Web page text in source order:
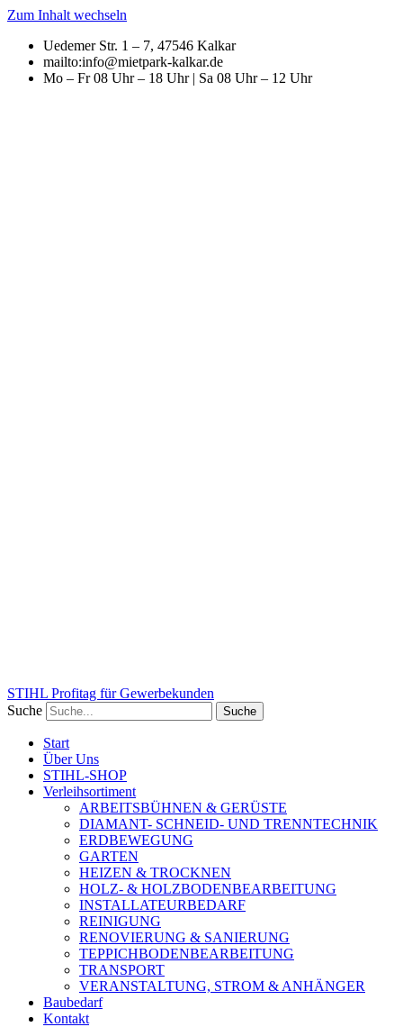
Zum Inhalt wechseln
Uedemer Str. 1 – 7, 47546 Kalkar
mailto:info@mietpark-kalkar.de
Mo – Fr 08 Uhr – 18 Uhr | Sa 08 Uhr – 12 Uhr
STIHL Profitag für Gewerbekunden
Suche
Suche
Start
Über Uns
STIHL-SHOP
Verleihsortiment
ARBEITSBÜHNEN & GERÜSTE
DIAMANT- SCHNEID- UND TRENNTECHNIK
ERDBEWEGUNG
GARTEN
HEIZEN & TROCKNEN
HOLZ- & HOLZBODENBEARBEITUNG
INSTALLATEURBEDARF
REINIGUNG
RENOVIERUNG & SANIERUNG
TEPPICHBODENBEARBEITUNG
TRANSPORT
VERANSTALTUNG, STROM & ANHÄNGER
Baubedarf
Kontakt